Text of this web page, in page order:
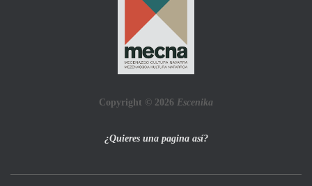
Copyright © 2026 Escenika
¿Quieres una pagina así?